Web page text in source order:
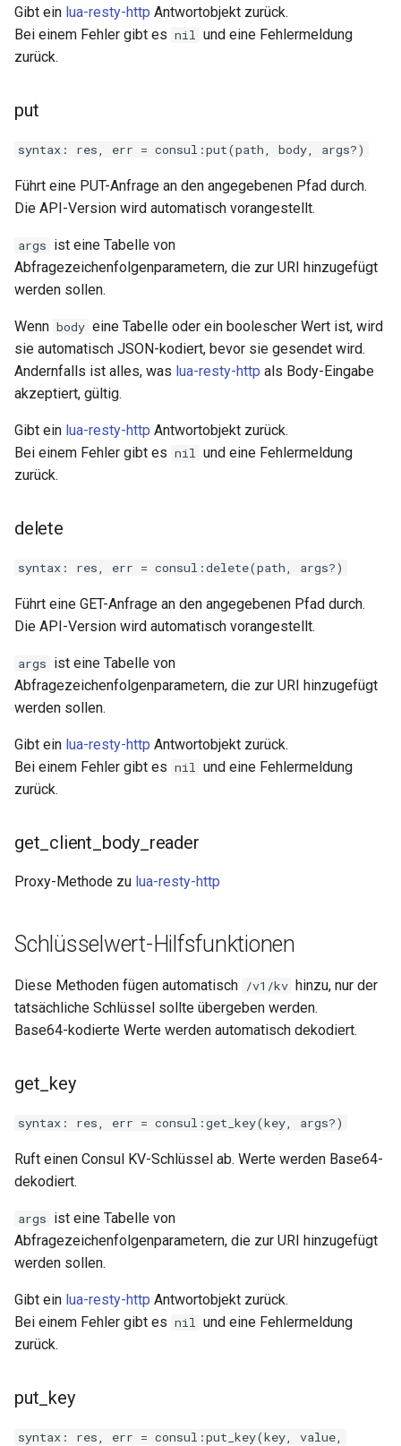
log-zmq
lua-upstream
lua
markdown
memc
naxsi
nchan
ndk
nftset-access
passenger
phantom-token
postgres
rdns
redis-rate-limit
redis2
request-cookies-filter
rewrite-status
rtmp
secure-token
security-headers
security
selective-cache-purge
server-redirect
set-misc
Gibt ein lua-resty-http Antwortobjekt zurück.
Bei einem Fehler gibt es nil und eine Fehlermeldung
zurück.
put
syntax: res, err = consul:put(path, body, args?)
Führt eine PUT-Anfrage an den angegebenen Pfad durch.
Die API-Version wird automatisch vorangestellt.
args ist eine Tabelle von
Abfragezeichenfolgenparametern, die zur URI hinzugefügt
werden sollen.
Wenn body eine Tabelle oder ein boolescher Wert ist, wird
sie automatisch JSON-kodiert, bevor sie gesendet wird.
Andernfalls ist alles, was lua-resty-http als Body-Eingabe
akzeptiert, gültig.
Gibt ein lua-resty-http Antwortobjekt zurück.
Bei einem Fehler gibt es nil und eine Fehlermeldung
zurück.
delete
syntax: res, err = consul:delete(path, args?)
Führt eine GET-Anfrage an den angegebenen Pfad durch.
Die API-Version wird automatisch vorangestellt.
args ist eine Tabelle von
Abfragezeichenfolgenparametern, die zur URI hinzugefügt
werden sollen.
Gibt ein lua-resty-http Antwortobjekt zurück.
Bei einem Fehler gibt es nil und eine Fehlermeldung
zurück.
get_client_body_reader
Proxy-Methode zu lua-resty-http
Schlüsselwert-Hilfsfunktionen
Diese Methoden fügen automatisch /v1/kv hinzu, nur der
tatsächliche Schlüssel sollte übergeben werden.
Base64-kodierte Werte werden automatisch dekodiert.
get_key
syntax: res, err = consul:get_key(key, args?)
Ruft einen Consul KV-Schlüssel ab. Werte werden Base64-
dekodiert.
args ist eine Tabelle von
Abfragezeichenfolgenparametern, die zur URI hinzugefügt
werden sollen.
Gibt ein lua-resty-http Antwortobjekt zurück.
Bei einem Fehler gibt es nil und eine Fehlermeldung
zurück.
put_key
syntax: res, err = consul:put_key(key, value,